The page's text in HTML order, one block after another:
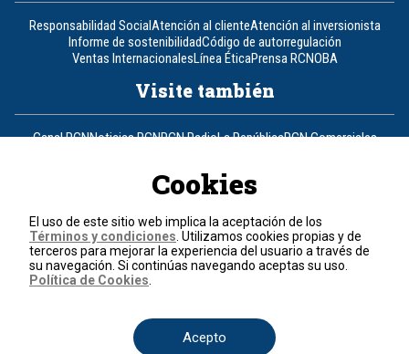
Responsabilidad SocialAtención al clienteAtención al inversionista
Informe de sostenibilidadCódigo de autorregulación
Ventas InternacionalesLínea ÉticaPrensa RCNOBA
Visite también
Canal RCNNoticias RCNRCN RadioLa RepúblicaRCN Comerciales
Un producto de RCN Televisión
Contáctenos
Teléfono+57 (601) 426 92 92
Términos y condiciones
Cookies
El uso de este sitio web implica la aceptación de los
Términos y condiciones . Utilizamos cookies propias y de
terceros para mejorar la experiencia del usuario a través de
su navegación. Si continúas navegando aceptas su uso.
Política de Cookies
Acepto